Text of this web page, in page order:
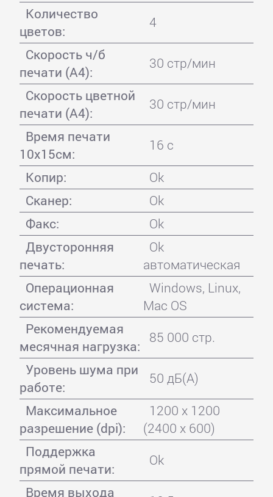
Количество
цветов:
4
Скорость ч/б
печати (А4):
30 стр/мин
Скорость цветной
печати (А4):
30 стр/мин
Время печати
10x15см:
16 с
Копир:
Ok
Сканер:
Ok
Факс:
Ok
Двусторонняя
печать:
Ok
автоматическая
Операционная
система:
Windows, Linux,
Mac OS
Рекомендуемая
месячная нагрузка:
85 000 стр.
Уровень шума при
работе:
50 дБ(А)
Максимальное
разрешение (dpi):
1200 x 1200
(2400 х 600)
Поддержка
прямой печати:
Ok
Время выхода